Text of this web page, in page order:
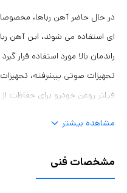
در حال حاضر آهن رباها، مخصوصا
ای استفاده می شوند، این آهن
راندمان بالا مورد استفاده قرار
فیلتر روغن خودرو برای حفاظت از
نگه داری وسایل آشپزخانه،
مشاهده بیشتر
مشخصات فنی